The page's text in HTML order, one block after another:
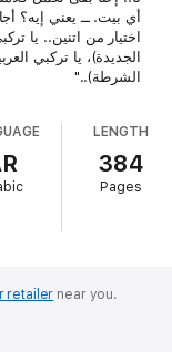
أي بيت. ــ يعني إيه؟
اختيار من اتنين.. يا
الجديدة)، يا تركبي
الشرطة).."
LENGTH
384
Pages
retailer near you.